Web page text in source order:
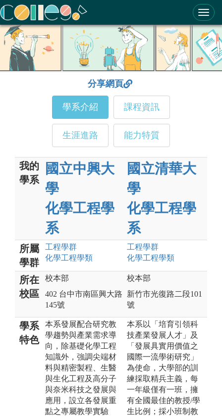
ColleGo! 大學選才與高中育才輔助系統
分享網頁
學系介紹 課程資訊
生涯進路 能力特質
我的
學系
國立中興大
學
化學工程學
系
國立清華大
學
化學工程學
系
所屬
學群
工程學群
化學工程學類
工程學群
化學工程學類
所在
校區
校本部
402 台中市南區興大路
145號
校本部
新竹市光復路二段101
號
學系
特色
本系發展配合研究教
學趨勢與產業需求導
向，除基礎化學工程
知識外，強調尖端材
料與精密製程、生醫
與生化工程及高分子
與奈米科技之發展與
應用，設立各發展重
點之專屬教學實驗
本系以「培育引領科
技產業發展人才」及
「發展具實用價值之
國際一流學術研究」
為使命，大學部的訓
練採取精兵主義，每
一年級僅有一班，擁
有全國最佳的教授/學
生比例；採小班制教